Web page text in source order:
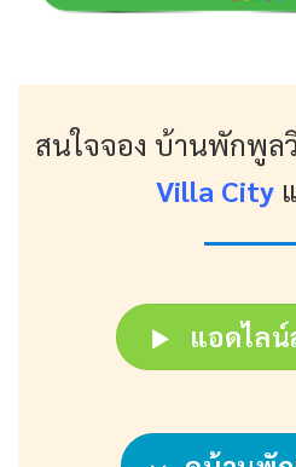
สนใจจอง บ้านพักพูล
Villa City
แอดไล